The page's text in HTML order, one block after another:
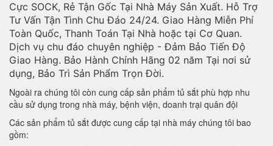
Cực SOCK, Rẻ Tận Gốc Tại Nhà Máy Sản Xuất. Hỗ Trợ
Tư Vấn Tận Tình Chu Đáo 24/24. Giao Hàng Miễn Phí
Toàn Quốc, Thanh Toán Tại Nhà hoặc tại Cơ Quan.
Dịch vụ chu đáo chuyên nghiệp - Đảm Bảo Tiến Độ
Giao Hàng. Bảo Hành Chính Hãng 02 năm Tại nơi sử
dụng, Bảo Trì Sản Phẩm Trọn Đời.
Ngoài ra chúng tôi còn cung cấp sản phẩm tủ sắt phù hợp nhu
cầu sử dụng trong nhà máy, bệnh viện, doanh trại quân đội
Các sản phẩm tủ sắt được cung cấp tại nhà máy chúng tôi bao
gồm: